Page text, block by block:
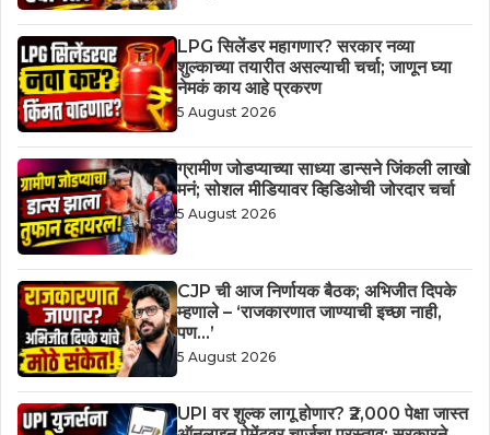
LPG सिलेंडर महागणार? सरकार नव्या
शुल्काच्या तयारीत असल्याची चर्चा; जाणून घ्या
नेमकं काय आहे प्रकरण
5 August 2026
ग्रामीण जोडप्याच्या साध्या डान्सने जिंकली लाखो
मनं; सोशल मीडियावर व्हिडिओची जोरदार चर्चा
5 August 2026
CJP ची आज निर्णायक बैठक; अभिजीत दिपके
म्हणाले – ‘राजकारणात जाण्याची इच्छा नाही,
पण…’
5 August 2026
UPI वर शुल्क लागू होणार? ₹2,000 पेक्षा जास्त